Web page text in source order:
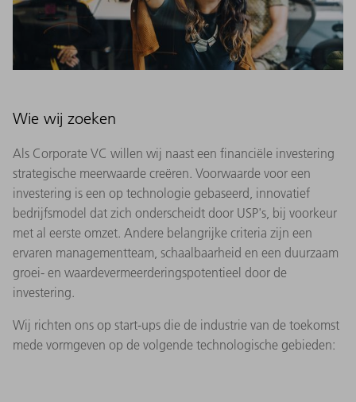
Wie wij zoeken
Als Corporate VC willen wij naast een financiële investering
strategische meerwaarde creëren. Voorwaarde voor een
investering is een op technologie gebaseerd, innovatief
bedrijfsmodel dat zich onderscheidt door USP's, bij voorkeur
met al eerste omzet. Andere belangrijke criteria zijn een
ervaren managementteam, schaalbaarheid en een duurzaam
groei- en waardevermeerderingspotentieel door de
investering.
Wij richten ons op start-ups die de industrie van de toekomst
mede vormgeven op de volgende technologische gebieden: